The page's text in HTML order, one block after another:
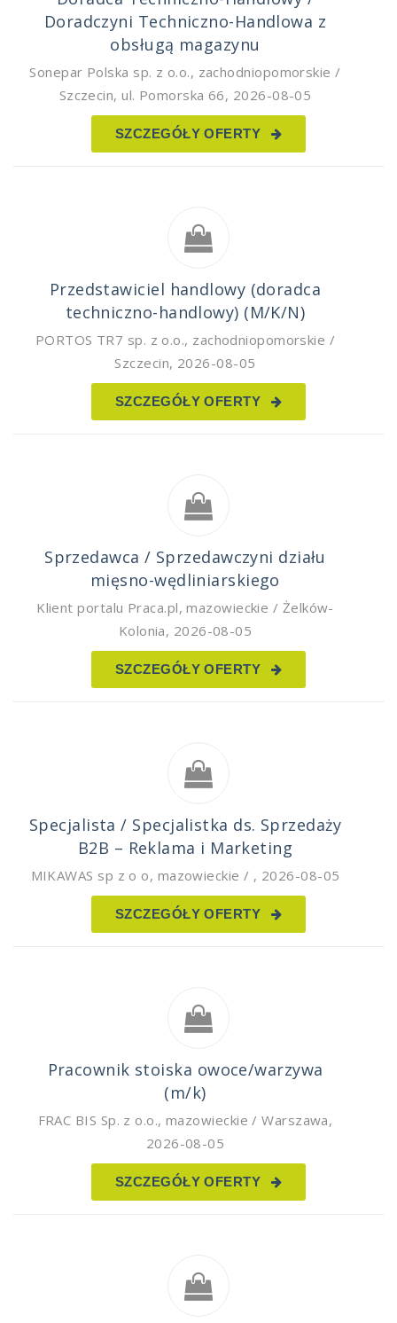
Doradczyni Techniczno-Handlowa z
obsługą magazynu
Sonepar Polska sp. z o.o., zachodniopomorskie /
Szczecin, ul. Pomorska 66, 2026-08-05
SZCZEGÓŁY OFERTY
Przedstawiciel handlowy (doradca
techniczno-handlowy) (M/K/N)
PORTOS TR7 sp. z o.o., zachodniopomorskie /
Szczecin, 2026-08-05
SZCZEGÓŁY OFERTY
Sprzedawca / Sprzedawczyni działu
mięsno-wędliniarskiego
Klient portalu Praca.pl,mazowieckie / Żelków-
Kolonia, 2026-08-05
SZCZEGÓŁY OFERTY
Specjalista / Specjalistka ds. Sprzedaży
B2B – Reklama i Marketing
MIKAWAS sp z o o, mazowieckie / , 2026-08-05
SZCZEGÓŁY OFERTY
Pracownik stoiska owoce/warzywa
(m/k)
FRAC BIS Sp. z o.o.,mazowieckie / Warszawa,
2026-08-05
SZCZEGÓŁY OFERTY